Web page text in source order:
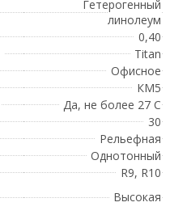
Гетерогенный
линолеум
0,40
Titan
Офисное
КМ5
Да, не более 27 С
30
Рельефная
Однотонный
R9, R10
Высокая